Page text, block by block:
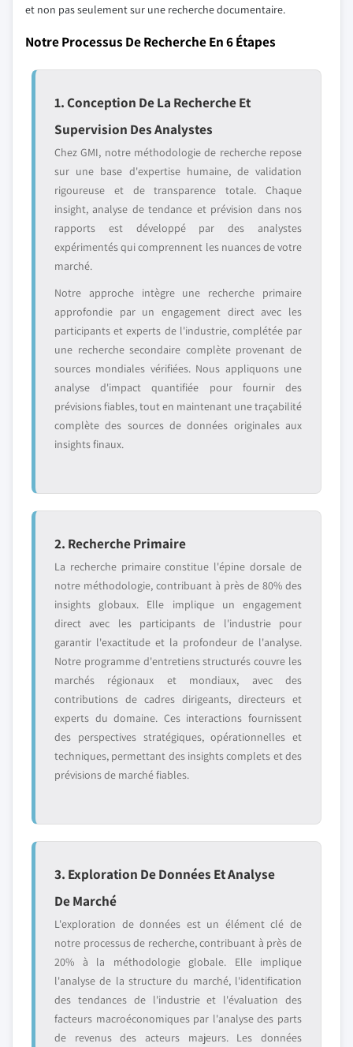
et non pas seulement sur une recherche documentaire.
Notre Processus De Recherche En 6 Étapes
1. Conception De La Recherche Et
Supervision Des Analystes
Chez GMI, notre méthodologie de recherche repose
sur une base d'expertise humaine, de validation
rigoureuse et de transparence totale. Chaque
insight, analyse de tendance et prévision dans nos
rapports est développé par des analystes
expérimentés qui comprennent les nuances de votre
marché.
Notre approche intègre une recherche primaire
approfondie par un engagement direct avec les
participants et experts de l'industrie, complétée par
une recherche secondaire complète provenant de
sources mondiales vérifiées. Nous appliquons une
analyse d'impact quantifiée pour fournir des
prévisions fiables, tout en maintenant une traçabilité
complète des sources de données originales aux
insights finaux.
2. Recherche Primaire
La recherche primaire constitue l'épine dorsale de
notre méthodologie, contribuant à près de 80% des
insights globaux. Elle implique un engagement
direct avec les participants de l'industrie pour
garantir l'exactitude et la profondeur de l'analyse.
Notre programme d'entretiens structurés couvre les
marchés régionaux et mondiaux, avec des
contributions de cadres dirigeants, directeurs et
experts du domaine. Ces interactions fournissent
des perspectives stratégiques, opérationnelles et
techniques, permettant des insights complets et des
prévisions de marché fiables.
3. Exploration De Données Et Analyse
De Marché
L'exploration de données est un élément clé de
notre processus de recherche, contribuant à près de
20% à la méthodologie globale. Elle implique
l'analyse de la structure du marché, l'identification
des tendances de l'industrie et l'évaluation des
facteurs macroéconomiques par l'analyse des parts
de revenus des acteurs majeurs. Les données